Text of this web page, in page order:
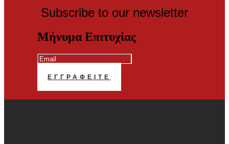
Subscribe to our newsletter
Μήνυμα Επιτυχίας
ΕΓΓΡΑΦΕΊΤΕ